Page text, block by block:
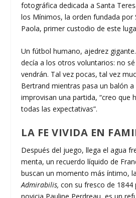
fotográfica dedicada a Santa
los Mínimos, la orden fundada por
Paola, primer custodio de este
Un fútbol humano, ajedrez
decía a los otros voluntarios: no
vendrán. Tal vez pocas, tal vez
Bertrand mientras pasa un balón
improvisan una partida, “creo que
todas las expectativas”.
LA FE VIVIDA EN
Después del juego, llega el agua
menta, un recuerdo líquido de
buscan un momento más íntimo,
Admirabilis, con su fresco de